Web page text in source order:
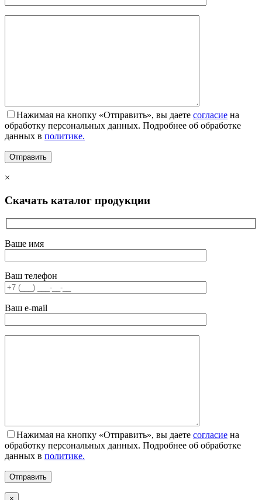
Нажимая на кнопку «Отправить», вы даете согласие на
обработку персональных данных. Подробнее об обработке
данных в политике.
×
Скачать каталог продукции
Ваше имя
Ваш телефон
Ваш e-mail
Нажимая на кнопку «Отправить», вы даете согласие на
обработку персональных данных. Подробнее об обработке
данных в политике.